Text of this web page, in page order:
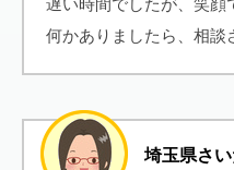
何かありましたら、相談
埼玉県さ